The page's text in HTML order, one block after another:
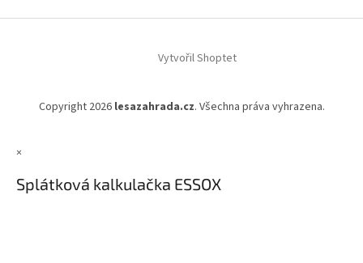
Vytvořil Shoptet
Copyright 2026 lesazahrada.cz. Všechna práva vyhrazena.
×
Splátková kalkulačka ESSOX